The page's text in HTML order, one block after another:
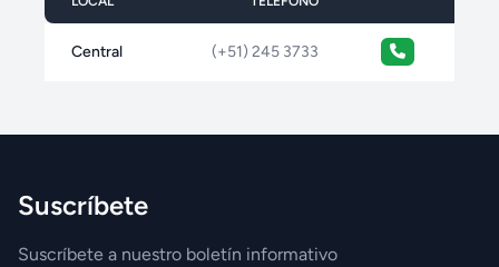
Central (+51) 245 3733
Suscríbete
Suscríbete a nuestro boletín informativo